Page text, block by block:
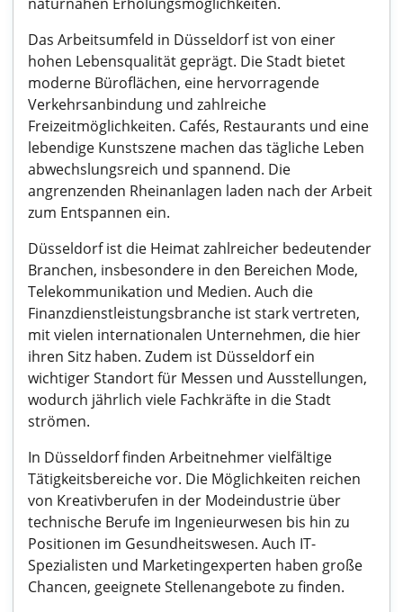
Das Arbeitsumfeld in Düsseldorf ist von einer
hohen Lebensqualität geprägt. Die Stadt bietet
moderne Büroflächen, eine hervorragende
Verkehrsanbindung und zahlreiche
Freizeitmöglichkeiten. Cafés, Restaurants und eine
lebendige Kunstszene machen das tägliche Leben
abwechslungsreich und spannend. Die
angrenzenden Rheinanlagen laden nach der Arbeit
zum Entspannen ein.
Düsseldorf ist die Heimat zahlreicher bedeutender
Branchen, insbesondere in den Bereichen Mode,
Telekommunikation und Medien. Auch die
Finanzdienstleistungsbranche ist stark vertreten,
mit vielen internationalen Unternehmen, die hier
ihren Sitz haben. Zudem ist Düsseldorf ein
wichtiger Standort für Messen und Ausstellungen,
wodurch jährlich viele Fachkräfte in die Stadt
strömen.
In Düsseldorf finden Arbeitnehmer vielfältige
Tätigkeitsbereiche vor. Die Möglichkeiten reichen
von Kreativberufen in der Modeindustrie über
technische Berufe im Ingenieurwesen bis hin zu
Positionen im Gesundheitswesen. Auch IT-
Spezialisten und Marketingexperten haben große
Chancen, geeignete Stellenangebote zu finden.